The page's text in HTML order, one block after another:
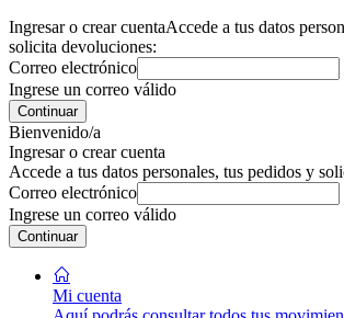
Ingresar o crear cuentaAccede a tus datos
solicita devoluciones:
Correo electrónico
Ingrese un correo válido
Continuar
Bienvenido/a
Ingresar o crear cuenta
Accede a tus datos personales, tus pedidos y
Correo electrónico
Ingrese un correo válido
Continuar
Mi cuenta